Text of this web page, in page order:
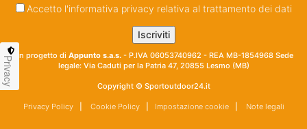
Accetto l'informativa privacy relativa al trattamento dei dati
Un progetto di Appunto s.a.s. - P.IVA 06053740962 - REA MB-1854968 Sede
legale: Via Caduti per la Patria 47, 20855 Lesmo (MB)
Copyright © Sportoutdoor24.it
Privacy Policy| Cookie Policy| Impostazione cookie| Note legali
Privacy